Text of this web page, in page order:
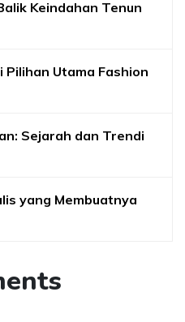
Keindahan Tenun
Pilihan Utama Fashion
Sejarah dan Trendi
yang Membuatnya